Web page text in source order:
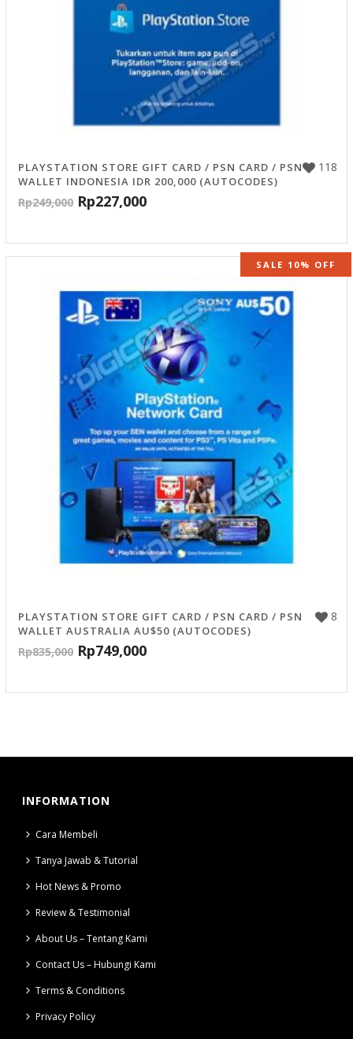
118
PLAYSTATION STORE GIFT CARD / PSN CARD / PSN
WALLET INDONESIA IDR 200,000 (AUTOCODES)
Rp249,000 Rp227,000
SALE 10% OFF
8
PLAYSTATION STORE GIFT CARD / PSN CARD / PSN
WALLET AUSTRALIA AU$50 (AUTOCODES)
Rp835,000 Rp749,000
INFORMATION
Cara Membeli
Tanya Jawab & Tutorial
Hot News & Promo
Review & Testimonial
About Us – Tentang Kami
Contact Us – Hubungi Kami
Terms & Conditions
Privacy Policy